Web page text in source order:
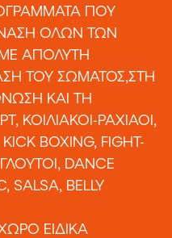
ΠΟΥ
ΟΛΩΝ ΤΩΝ
ΑΠΟΛΥΤΗ
ΤΟΥ ΣΩΜΑΤΟΣ,ΣΤΗ
ΚΑΙ ΤΗ
ΚΟΙΛΙΑΚΟΙ-ΡΑΧΙΑΟΙ,
BOXING, FIGHT-
DANCE
SALSA, BELLY
ΕΙΔΙΚΑ